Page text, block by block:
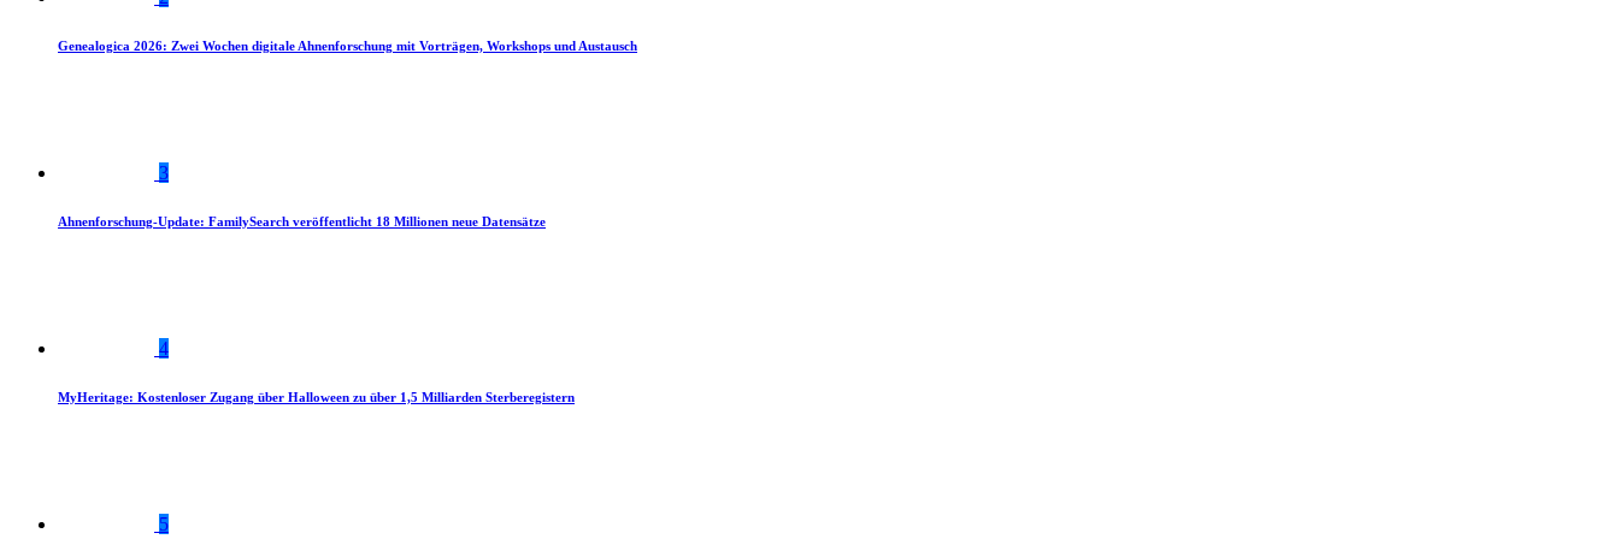
Genealogica 2026: Zwei Wochen digitale Ahnenforschung mit Vorträgen, Workshops und Austausch
3
Ahnenforschung-Update: FamilySearch veröffentlicht 18 Millionen neue Datensätze
4
MyHeritage: Kostenloser Zugang über Halloween zu über 1,5 Milliarden Sterberegistern
5